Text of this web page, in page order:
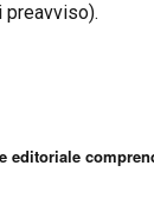
preavviso).
editoriale